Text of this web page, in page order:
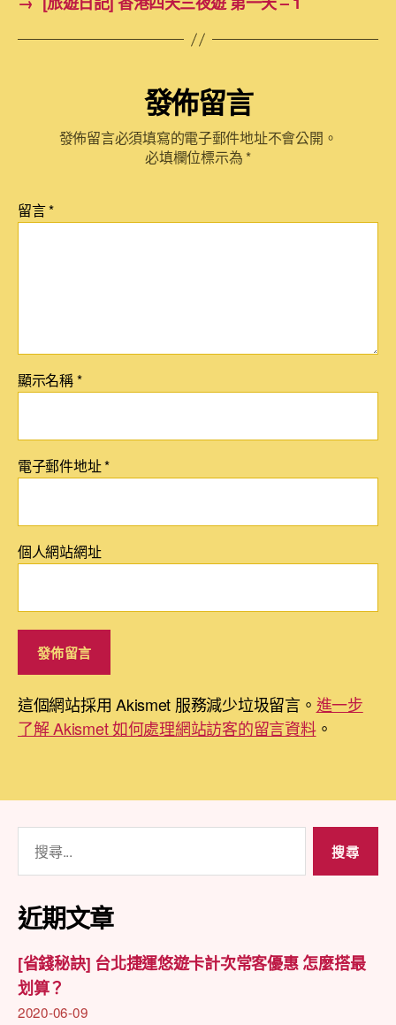
發佈留言
發佈留言必須填寫的電子郵件地址不會公開。
必填欄位標示為 *
留言*
顯示名稱*
電子郵件地址*
個人網站網址
這個網站採用 Akismet 服務減少垃圾留言。 進一步
了解 Akismet 如何處理網站訪客的留言資料。
關
鍵
字:
近期文章
[省錢秘訣] 台北捷運悠遊卡計次常客優惠 怎麼搭最
划算？
2020-06-09